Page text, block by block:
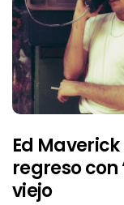
Ed
regreso con
viejo